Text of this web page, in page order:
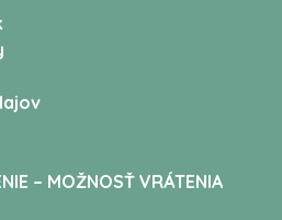
– MOŽNOSŤ VRÁTENIA